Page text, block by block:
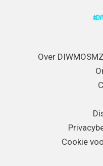
Over
Cookie